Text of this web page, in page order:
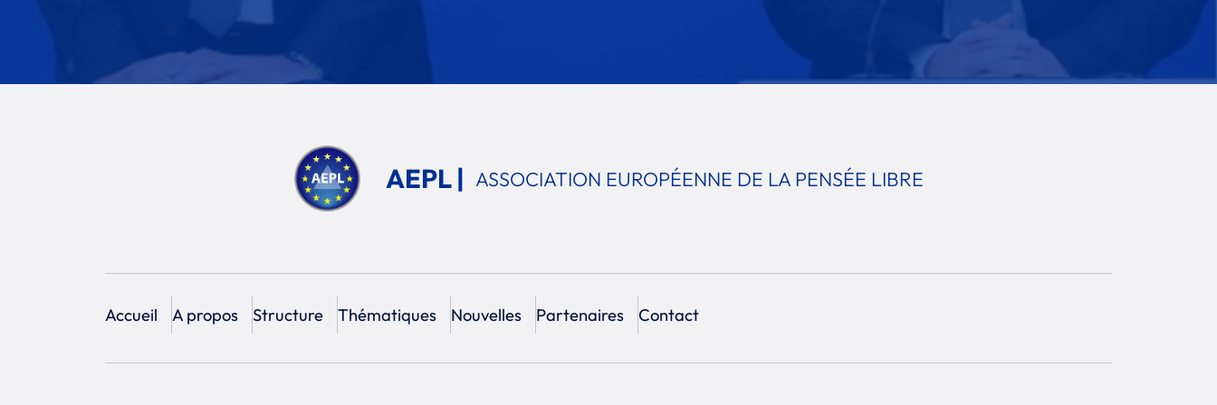
AEPL | ASSOCIATION EUROPÉENNE DE LA PENSÉE LIBRE
Accueil A propos Structure Thématiques Nouvelles Partenaires Contact